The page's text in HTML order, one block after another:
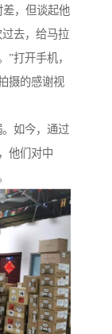
，但谈起他
去，给马拉
打开手机，
摄的感谢视
如今，通过
他们对中